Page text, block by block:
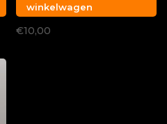
winkelwagen
€10,00